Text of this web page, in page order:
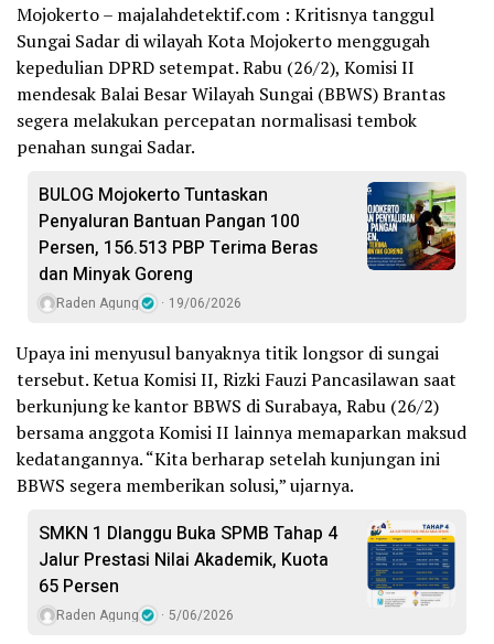
Mojokerto – majalahdetektif.com : Kritisnya tanggul
Sungai Sadar di wilayah Kota Mojokerto menggugah
kepedulian DPRD setempat. Rabu (26/2), Komisi II
mendesak Balai Besar Wilayah Sungai (BBWS) Brantas
segera melakukan percepatan normalisasi tembok
penahan sungai Sadar.
BULOG Mojokerto Tuntaskan
Penyaluran Bantuan Pangan 100
Persen, 156.513 PBP Terima Beras
dan Minyak Goreng
Raden Agung 19/06/2026
Upaya ini menyusul banyaknya titik longsor di sungai
tersebut. Ketua Komisi II, Rizki Fauzi Pancasilawan saat
berkunjung ke kantor BBWS di Surabaya, Rabu (26/2)
bersama anggota Komisi II lainnya memaparkan maksud
kedatangannya. “Kita berharap setelah kunjungan ini
BBWS segera memberikan solusi,” ujarnya.
SMKN 1 Dlanggu Buka SPMB Tahap 4
Jalur Prestasi Nilai Akademik, Kuota
65 Persen
Raden Agung 5/06/2026